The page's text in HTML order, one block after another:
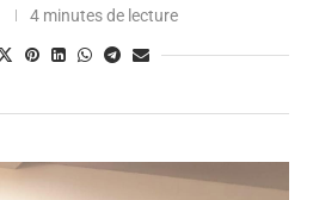
4 minutes de lecture